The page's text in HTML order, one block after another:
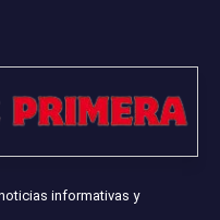
informativas y